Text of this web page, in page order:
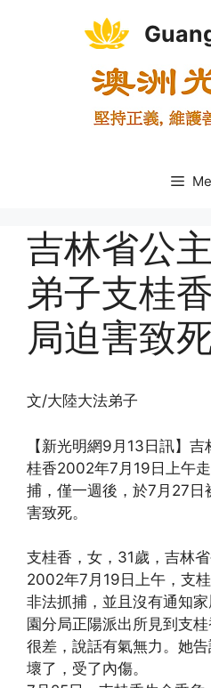
吉林省公
弟子支桂
局迫害致
文/大陸大法弟子
【新光明網9月13日訊】
桂香2002年7月19日上午
捕，僅一週後，於7月27日
害致死。
支桂香，女，31歲，吉林省
2002年7月19日上午，支
非法抓捕，並且沒有通知
園分局正陽派出所見到支
很差，說話有氣無力。她
壞了，受了內傷。